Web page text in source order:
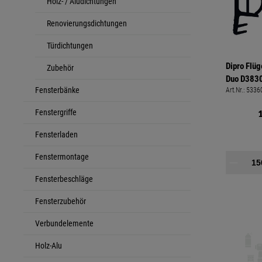
Renovierungsdichtungen
Türdichtungen
Zubehör
Fensterbänke
Fenstergriffe
Fensterladen
Fenstermontage
Fensterbeschläge
Fensterzubehör
Verbundelemente
Holz-Alu
Dipro
Duo
FH:12mm
Art.Nr.: